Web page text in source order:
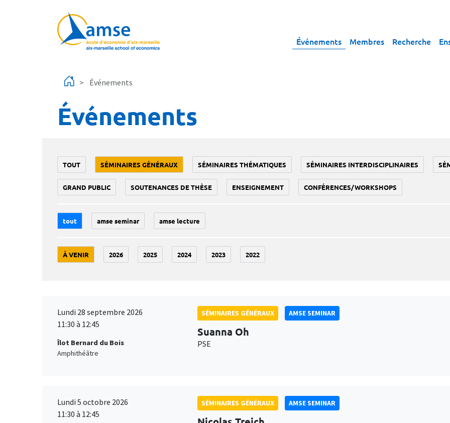
Événements Membres Recherche
Événements
Événements
TOUT SÉMINAIRES GÉNÉRAUX SÉMINAIRES THÉMATIQUES SÉMINAIRES INTERDISCIPLINAIRES
GRAND PUBLIC SOUTENANCES DE THÈSE ENSEIGNEMENT CONFÉRENCES/WORKSHOPS
tout amse seminar amse lecture
À VENIR 2026 2025 2024 2023 2022
Lundi 28 septembre 2026
11:30 à 12:45
Îlot Bernard du Bois
Amphithéâtre
SÉMINAIRES GÉNÉRAUX AMSE SEMINAR
Suanna Oh
PSE
Lundi 5 octobre 2026
11:30 à 12:45
SÉMINAIRES GÉNÉRAUX AMSE SEMINAR